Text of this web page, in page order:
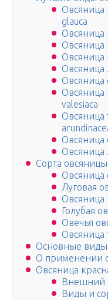
Овсяница
glauca
Овсяница
Овсяница
Овсяница
Овсяница
Овсяница
Овсяница
valesiaca
Овсяница
Овсяница
Овсяница
Сорта овсяницы
Овсяница
Луговая
Овсяница
Голубая
Овечья
Овсяница
Основные виды
О применении
Овсяница
Внешний
Виды и